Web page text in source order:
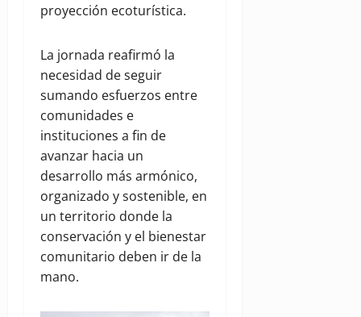
proyección ecoturística.
La jornada reafirmó la
necesidad de seguir
sumando esfuerzos entre
comunidades e
instituciones a fin de
avanzar hacia un
desarrollo más armónico,
organizado y sostenible, en
un territorio donde la
conservación y el bienestar
comunitario deben ir de la
mano.